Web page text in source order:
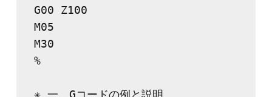
G00 Z100
M05
M30
%
✳️ 一、Gコードの例と説明